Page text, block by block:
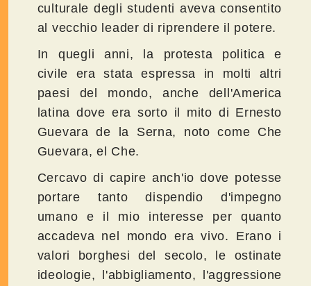
culturale degli studenti aveva consentito
al vecchio leader di riprendere il potere.
In quegli anni, la protesta politica e
civile era stata espressa in molti altri
paesi del mondo, anche dell'America
latina dove era sorto il mito di Ernesto
Guevara de la Serna, noto come Che
Guevara, el Che.
Cercavo di capire anch'io dove potesse
portare tanto dispendio d'impegno
umano e il mio interesse per quanto
accadeva nel mondo era vivo. Erano i
valori borghesi del secolo, le ostinate
ideologie, l'abbigliamento, l'aggressione